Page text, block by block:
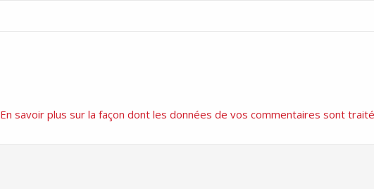
En savoir plus sur la façon dont les données de vos commentaires sont